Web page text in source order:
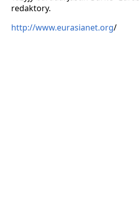
redaktory.
http://www.eurasianet.org/